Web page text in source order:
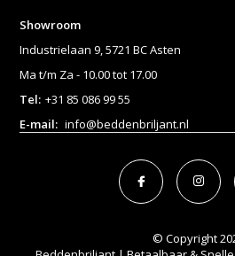
Showroom
Industrielaan 9, 5721 BC Asten
Ma t/m Za - 10.00 tot 17.00
Tel: +31 85 086 99 55
E-mail: info@beddenbriljant.nl
© Copyright